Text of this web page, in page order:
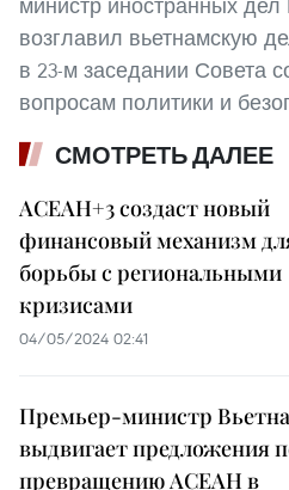
возглавил вьетнамскую
в 23-м заседании Совета
вопросам политики и
СМОТРЕТЬ ДАЛЕЕ
АСЕАН+3 создаст новый
финансовый механизм
борьбы с региональными
кризисами
04/05/2024 02:41
Премьер-министр
выдвигает предложения
превращению АСЕАН в